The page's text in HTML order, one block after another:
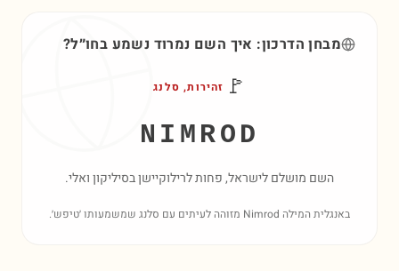
מבחן הדרכון: איך השם נמרוד נשמע בחו״ל?
🚩 זהירות, סלנג
NIMROD
השם מושלם לישראל, פחות לרילוקיישן בסיליקון ואלי.
באנגלית המילה Nimrod מזוהה לעיתים עם סלנג שמשמעותו ׳טיפש׳.